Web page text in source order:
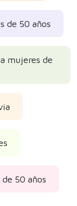
de 50 años
mujeres de
50 años